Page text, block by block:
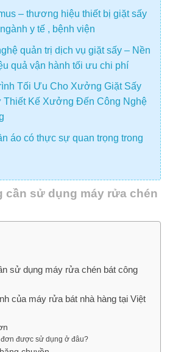
– thương hiệu thiết bị giặt sấy
y tế , bệnh viện
quản trị dịch vụ giặt sấy – Nền
quả vận hành tối ưu chi phí
Tối Ưu Cho Xưởng Giặt Sấy
Thiết Kế Xưởng Đến Công Nghệ
áo có thực sự quan trọng trong
cần sử dụng máy rửa chén
sử dụng máy rửa chén bát công
của máy rửa bát nhà hàng tại Việt
đơn được sử dụng ở đâu?